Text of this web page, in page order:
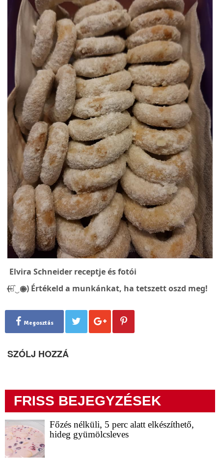
Elvira Schneider receptje és fotói
(̶◉͛‿◉̶) Értékeld a munkánkat, ha tetszett oszd meg!
Megosztás
SZÓLJ HOZZÁ
FRISS BEJEGYZÉSEK
Főzés nélküli, 5 perc alatt elkészíthető,
hideg gyümölcsleves